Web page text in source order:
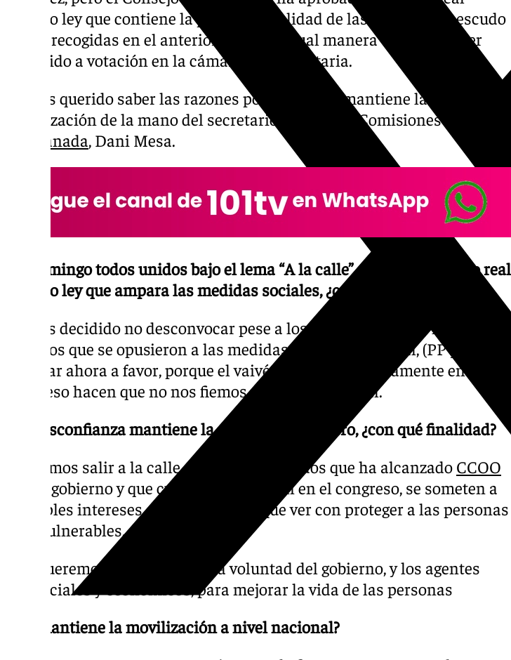
decreto ley que contiene la práctica totalidad de las medidas de escudo
social recogidas en el anterior, y que de igual manera tendrá que ser
sometido a votación en la cámara parlamentaria.
Hemos querido saber las razones por las que se mantiene la
movilización de la mano del secretario general de Comisiones Obreras
Granada, Dani Mesa.
-El domingo todos unidos bajo el lema “A la calle” a pesar del nuevo real
decreto ley que ampara las medidas sociales, ¿cuál es el motivo?
Hemos decidido no desconvocar pese a los compromisos de los dos
partidos que se opusieron a las medidas de carácter social, (PP y Junts),
de votar ahora a favor, porque el vaivén que se da últimamente en el
congreso hacen que no nos fiemos del resultado final.
-La desconfianza mantiene la concentración pero, ¿con qué finalidad?
Queremos salir a la calle a defender acuerdos que ha alcanzado CCOO
con el gobierno y que cuando se tramitan en el congreso, se someten a
múltiples intereses que poco tienen que ver con proteger a las personas
más vulnerables.
Queremos que se respete la voluntad del gobierno, y los agentes
sociales y económicos, para mejorar la vida de las personas
-¿Se mantiene la movilización a nivel nacional?